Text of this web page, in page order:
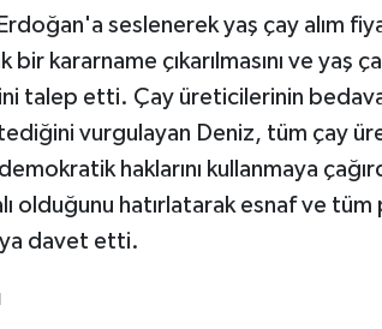
seslenerek yaş çay alım
bir kararname çıkarılmasını ve yaş
talep etti. Çay üreticilerinin
vurgulayan Deniz, tüm çay
haklarını kullanmaya
olduğunu hatırlatarak esnaf ve tüm
davet etti.